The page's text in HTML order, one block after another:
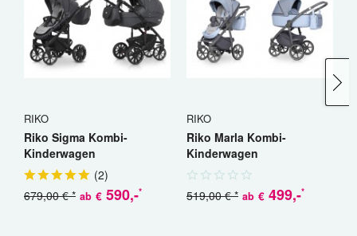
RIKO
Riko Sigma Kombi-
Kinderwagen
(2)
ab € 590,-*
679,00 € *
RIKO
Riko Marla Kombi-
Kinderwagen
ab € 499,-*
519,00 € *